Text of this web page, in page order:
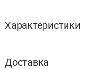
Характеристики
Доставка